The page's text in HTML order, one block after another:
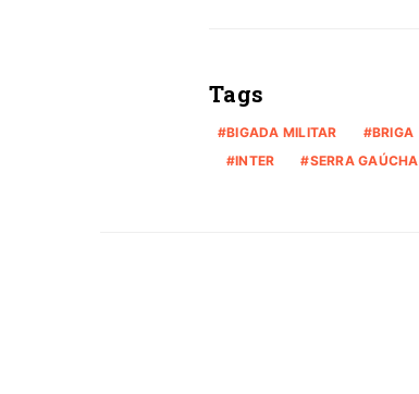
Tags
BIGADA MILITAR BRIGA
INTER
SERRA GAÚCHA